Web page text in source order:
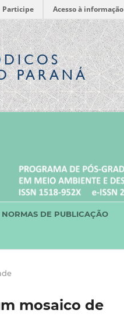
Participe Acesso à informação
PARANÁ
NORMAS DE PUBLICAÇÃO
mosaico de